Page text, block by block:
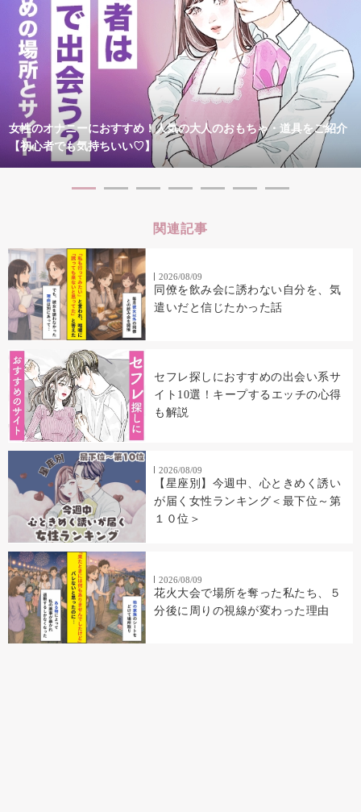
女性のオナニーにおすすめ！人気の大人のおもちゃ・道具をご紹介
【初心者でも気持ちいい♡】
関連記事
2026/08/09
同僚を飲み会に誘わない自分を、気
遣いだと信じたかった話
セフレ探しにおすすめの出会い系サ
イト10選！キープするエッチの心得
も解説
2026/08/09
【星座別】今週中、心ときめく誘い
が届く女性ランキング＜最下位～第
１０位＞
2026/08/09
花火大会で場所を奪った私たち、５
分後に周りの視線が変わった理由